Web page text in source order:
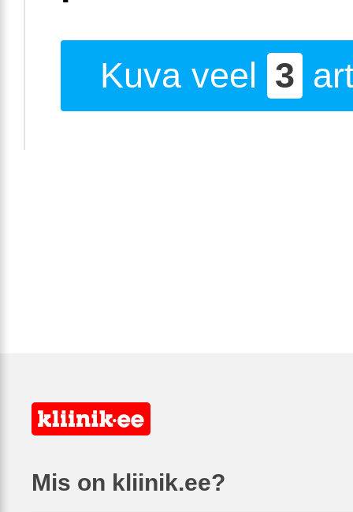
Kuva veel 3
Mis on kliinik.ee?